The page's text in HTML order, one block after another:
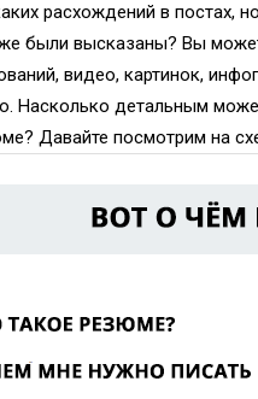
расхождений в постах,
были высказаны? Вы
видео, картинок,
Насколько детальным
Давайте посмотрим на